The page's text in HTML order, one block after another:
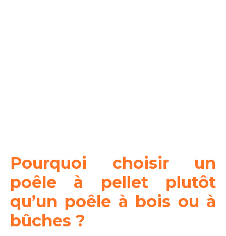
Pourquoi choisir un
poêle à pellet plutôt
qu’un poêle à bois ou à
bûches ?